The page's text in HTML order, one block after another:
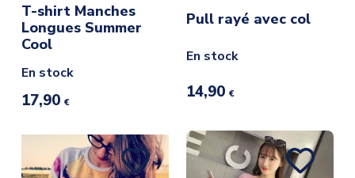
T-shirt Manches
Longues Summer
Cool
En stock
17,90 €
Pull rayé avec col
En stock
14,90 €